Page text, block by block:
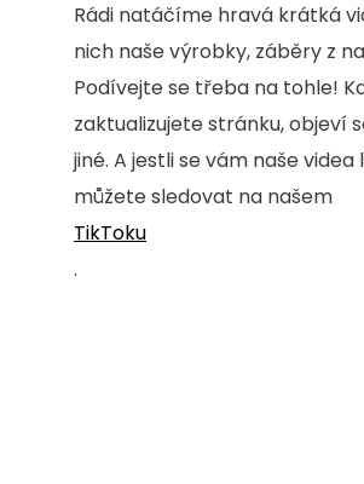
Rádi natáčíme hravá krátká
nich naše výrobky, záběry z
Podívejte se třeba na tohle!
zaktualizujete stránku, objeví
jiné. A jestli se vám naše
můžete sledovat na našem
TikToku
.